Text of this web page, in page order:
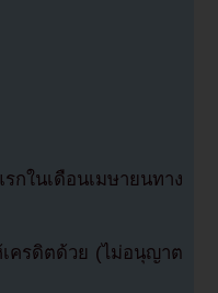
ในเดือนเมษายนทาง
ครดิตด้วย (ไม่อนุญาต